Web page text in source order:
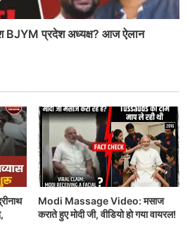
BJYM प्रदेश अध्यक्ष? आज ऐलान
Modi Massage Video: मसाज
कराते हुए मोदी जी, वीडियो हो गया वायरल!